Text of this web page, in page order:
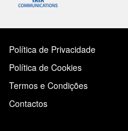
Política de Privacidade
Política de Cookies
Termos e Condições
Contactos